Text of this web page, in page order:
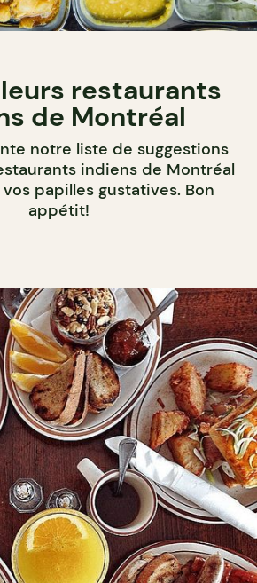
restaurants
de Montréal
notre liste de suggestions
indiens de Montréal
papilles gustatives. Bon
appétit!